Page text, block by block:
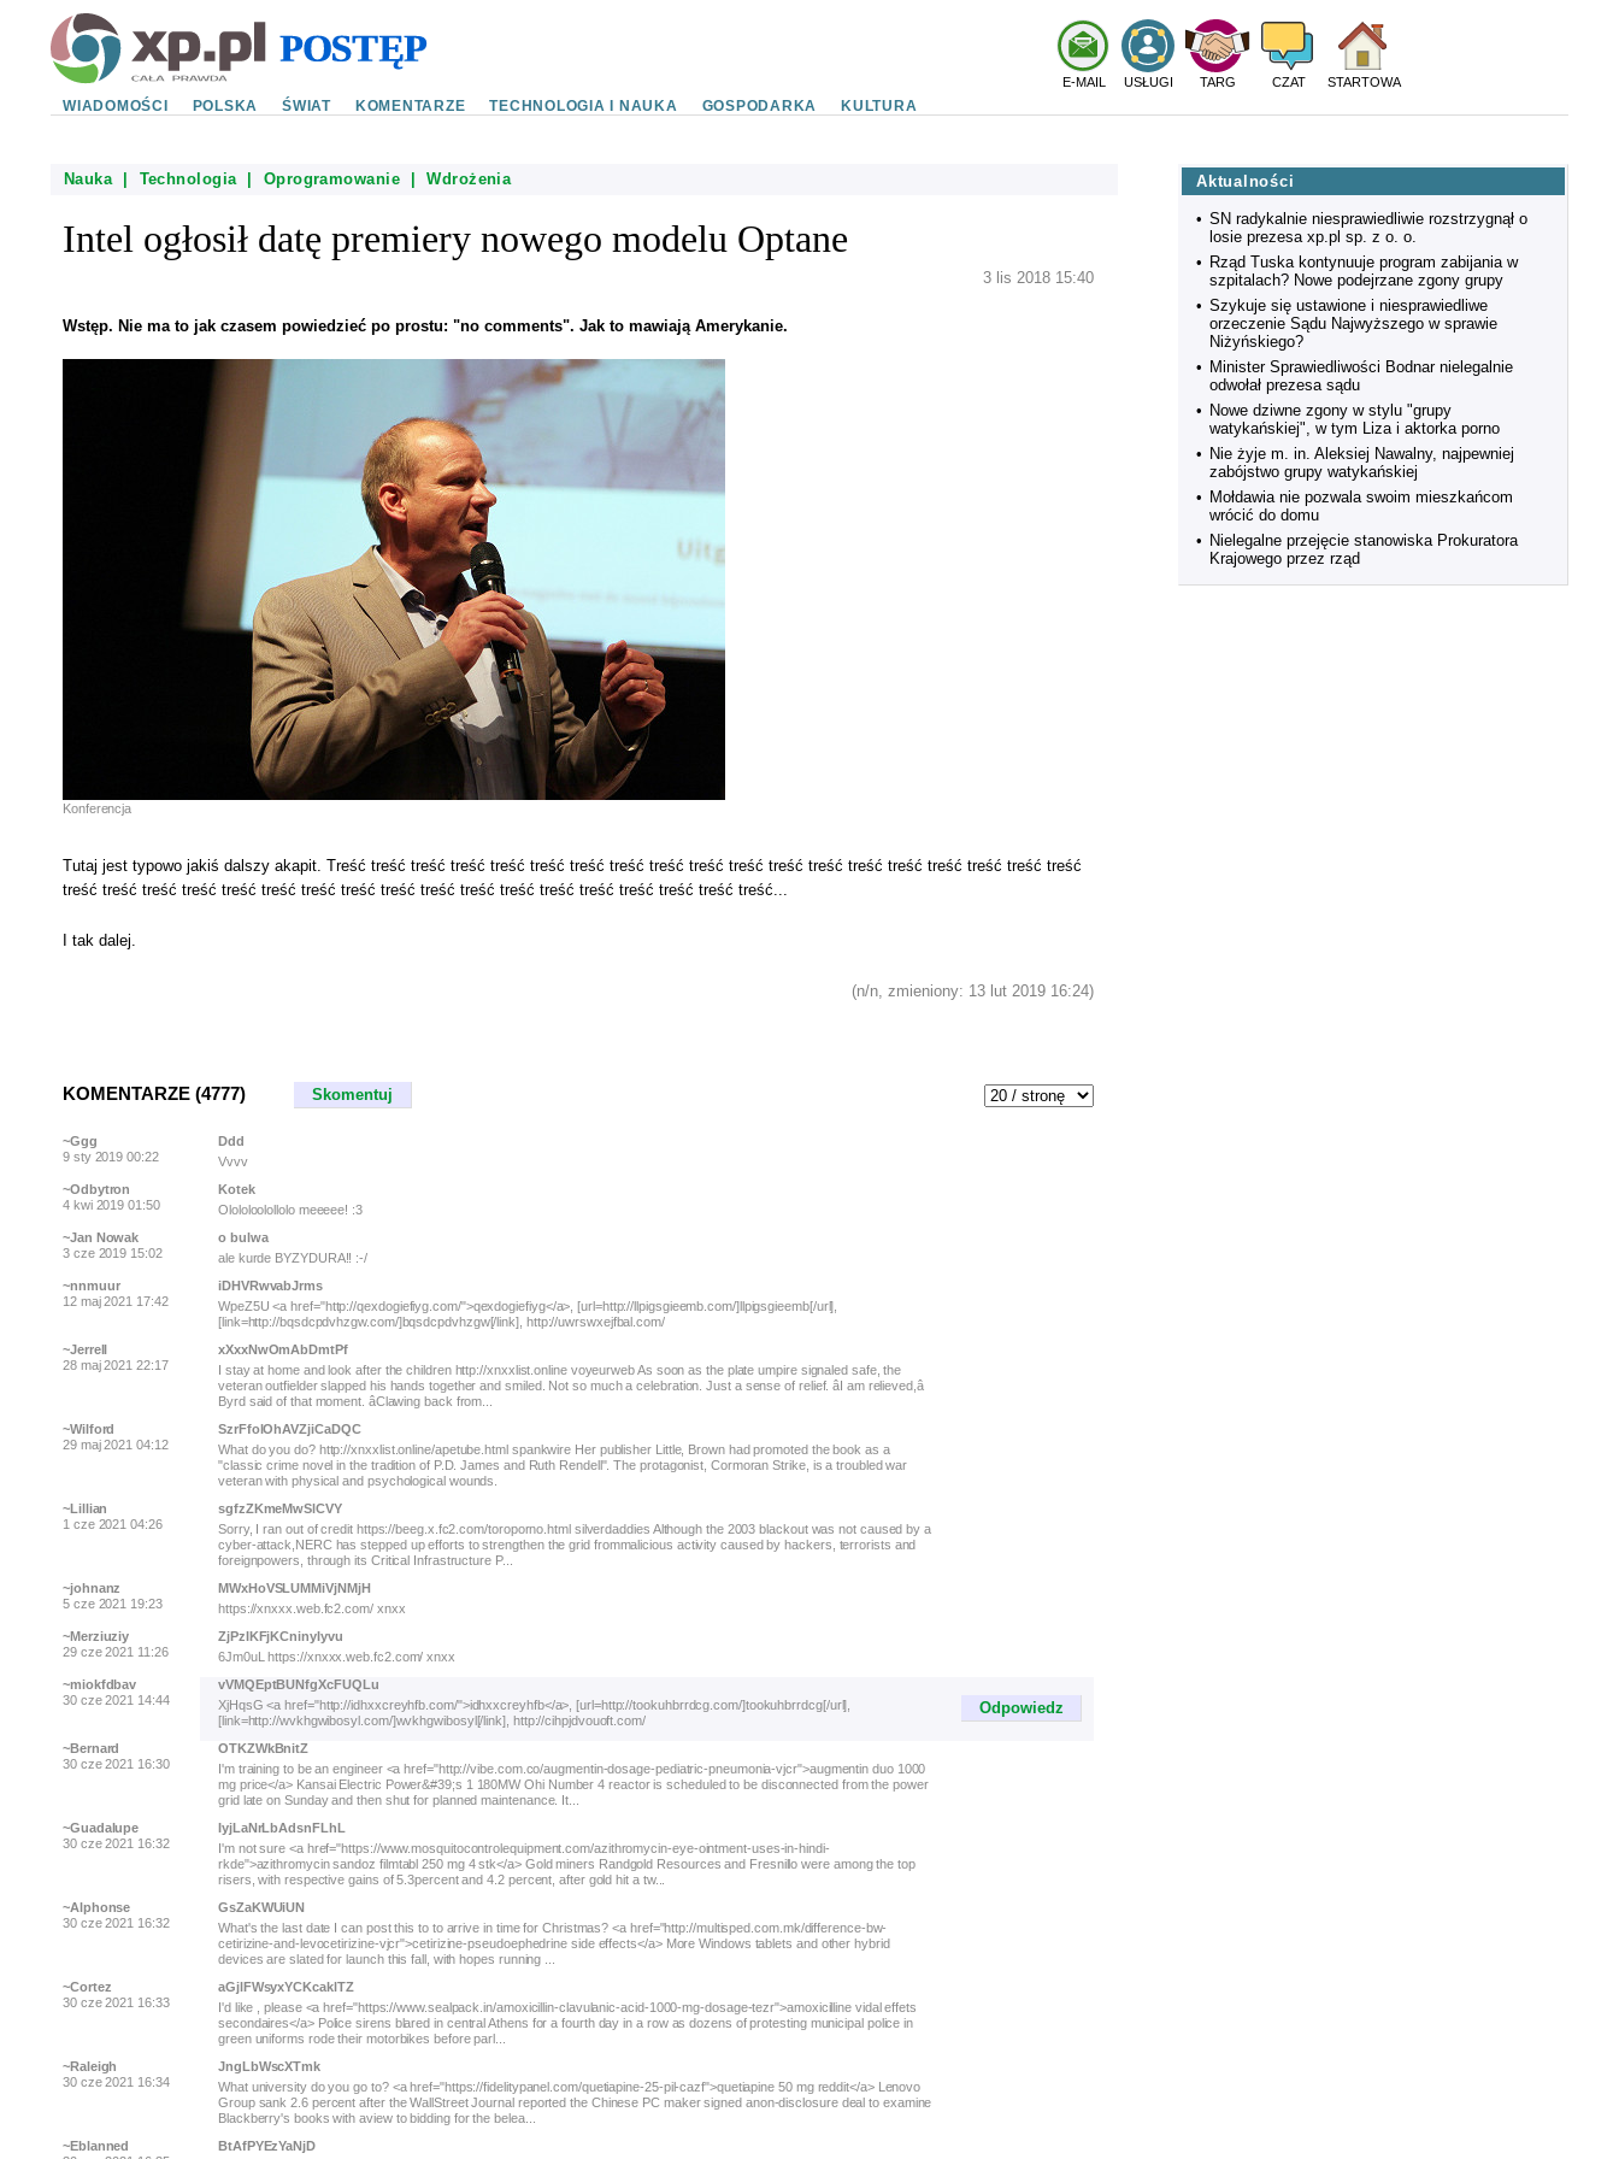
E-MAIL USŁUGI TARG CZAT STARTOWA
WIADOMOŚCI POLSKA ŚWIAT KOMENTARZE TECHNOLOGIA I NAUKA GOSPODARKA KULTURA
Aktualności
• SN radykalnie niesprawiedliwie rozstrzygnął o
losie prezesa xp.pl sp. z o. o.
• Rząd Tuska kontynuuje program zabijania w
szpitalach? Nowe podejrzane zgony grupy
• Szykuje się ustawione i niesprawiedliwe
orzeczenie Sądu Najwyższego w sprawie
Niżyńskiego?
• Minister Sprawiedliwości Bodnar nielegalnie
odwołał prezesa sądu
• Nowe dziwne zgony w stylu "grupy
watykańskiej", w tym Liza i aktorka porno
• Nie żyje m. in. Aleksiej Nawalny, najpewniej
zabójstwo grupy watykańskiej
• Mołdawia nie pozwala swoim mieszkańcom
wrócić do domu
• Nielegalne przejęcie stanowiska Prokuratora
Krajowego przez rząd
Nauka| Technologia| Oprogramowanie |Wdrożenia
Intel ogłosił datę premiery nowego modelu Optane
3 lis 2018 15:40
Wstęp. Nie ma to jak czasem powiedzieć po prostu: "no comments". Jak to mawiają Amerykanie.
Konferencja
Tutaj jest typowo jakiś dalszy akapit. Treść treść treść treść treść treść treść treść treść treść treść treść treść treść treść treść treść treść treść
treść treść treść treść treść treść treść treść treść treść treść treść treść treść treść treść treść treść...
I tak dalej.
(n/n, zmieniony: 13 lut 2019 16:24)
KOMENTARZE (4777) Skomentuj
~Ggg
9 sty 2019 00:22
Ddd
Vvvv
~Odbytron
4 kwi 2019 01:50
Kotek
Olololoolollolo meeeee! :3
~Jan Nowak
3 cze 2019 15:02
o bulwa
ale kurde BYZYDURA!! :-/
~nnmuur
12 maj 2021 17:42
iDHVRwvabJrms
WpeZ5U <a href="http://qexdogiefiyg.com/">qexdogiefiyg</a>, [url=http://llpigsgieemb.com/]llpigsgieemb[/url],
[link=http://bqsdcpdvhzgw.com/]bqsdcpdvhzgw[/link], http://uwrswxejfbal.com/
~Jerrell
28 maj 2021 22:17
xXxxNwOmAbDmtPf
I stay at home and look after the children http://xnxxlist.online voyeurweb As soon as the plate umpire signaled safe, the
veteran outfielder slapped his hands together and smiled. Not so much a celebration. Just a sense of relief. âI am relieved,â
Byrd said of that moment. âClawing back from...
~Wilford
29 maj 2021 04:12
SzrFfolOhAVZjiCaDQC
What do you do? http://xnxxlist.online/apetube.html spankwire Her publisher Little, Brown had promoted the book as a
"classic crime novel in the tradition of P.D. James and Ruth Rendell". The protagonist, Cormoran Strike, is a troubled war
veteran with physical and psychological wounds.
~Lillian
1 cze 2021 04:26
sgfzZKmeMwSlCVY
Sorry, I ran out of credit https://beeg.x.fc2.com/toroporno.html silverdaddies Although the 2003 blackout was not caused by a
cyber-attack,NERC has stepped up efforts to strengthen the grid frommalicious activity caused by hackers, terrorists and
foreignpowers, through its Critical Infrastructure P...
~johnanz
5 cze 2021 19:23
MWxHoVSLUMMiVjNMjH
https://xnxxx.web.fc2.com/ xnxx
~Merziuziy
29 cze 2021 11:26
ZjPzIKFjKCninyIyvu
6Jm0uL https://xnxxx.web.fc2.com/ xnxx
~miokfdbav
30 cze 2021 14:44
vVMQEptBUNfgXcFUQLu
XjHqsG <a href="http://idhxxcreyhfb.com/">idhxxcreyhfb</a>, [url=http://tookuhbrrdcg.com/]tookuhbrrdcg[/url],
[link=http://wvkhgwibosyl.com/]wvkhgwibosyl[/link], http://cihpjdvouoft.com/
Odpowiedz
~Bernard
30 cze 2021 16:30
OTKZWkBnitZ
I'm training to be an engineer <a href="http://vibe.com.co/augmentin-dosage-pediatric-pneumonia-vjcr">augmentin duo 1000
mg price</a> Kansai Electric Power&#39;s 1 180MW Ohi Number 4 reactor is scheduled to be disconnected from the power
grid late on Sunday and then shut for planned maintenance. It...
~Guadalupe
30 cze 2021 16:32
IyjLaNrLbAdsnFLhL
I'm not sure <a href="https://www.mosquitocontrolequipment.com/azithromycin-eye-ointment-uses-in-hindi-
rkde">azithromycin sandoz filmtabl 250 mg 4 stk</a> Gold miners Randgold Resources and Fresnillo were among the top
risers, with respective gains of 5.3percent and 4.2 percent, after gold hit a tw...
~Alphonse
30 cze 2021 16:32
GsZaKWUiUN
What's the last date I can post this to to arrive in time for Christmas? <a href="http://multisped.com.mk/difference-bw-
cetirizine-and-levocetirizine-vjcr">cetirizine-pseudoephedrine side effects</a> More Windows tablets and other hybrid
devices are slated for launch this fall, with hopes running ...
~Cortez
30 cze 2021 16:33
aGjlFWsyxYCKcaklTZ
I'd like , please <a href="https://www.sealpack.in/amoxicillin-clavulanic-acid-1000-mg-dosage-tezr">amoxicilline vidal effets
secondaires</a> Police sirens blared in central Athens for a fourth day in a row as dozens of protesting municipal police in
green uniforms rode their motorbikes before parl...
~Raleigh
30 cze 2021 16:34
JngLbWscXTmk
What university do you go to? <a href="https://fidelitypanel.com/quetiapine-25-pil-cazf">quetiapine 50 mg reddit</a> Lenovo
Group sank 2.6 percent after the WallStreet Journal reported the Chinese PC maker signed anon-disclosure deal to examine
Blackberry's books with aview to bidding for the belea...
~Eblanned
BtAfPYEzYaNjD